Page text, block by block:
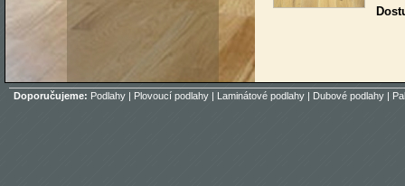
Doporučujeme: Podlahy | Plovoucí podlahy | Laminátové podlahy | Dubové podlahy |